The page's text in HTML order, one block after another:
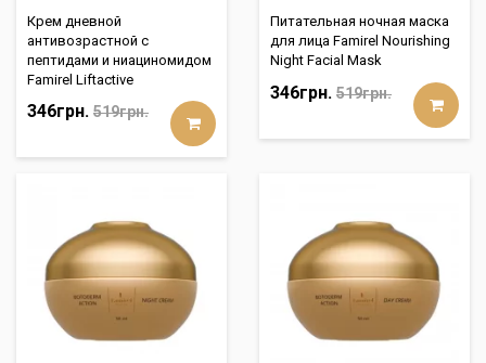
Крем дневной
антивозрастной с
пептидами и ниациномидом
Famirel Liftactive
346грн. 519грн.
Питательная ночная маска
для лица Famirel Nourishing
Night Facial Mask
346грн. 519грн.